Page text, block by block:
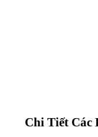
Chi Tiết Các